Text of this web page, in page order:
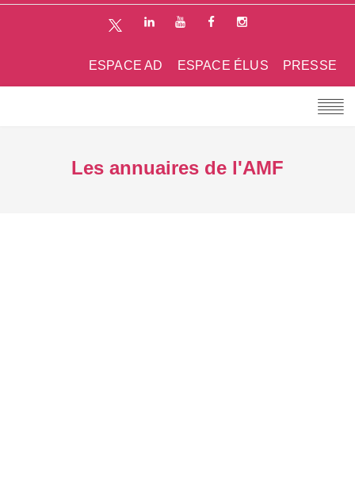
PRESSE
ESPACE ÉLUS
ESPACE AD
Les annuaires de l'AMF